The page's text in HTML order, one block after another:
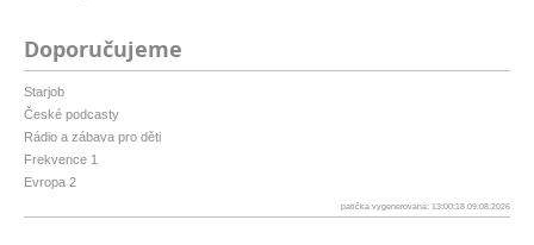
Doporučujeme
Starjob
České podcasty
Rádio a zábava pro děti
Frekvence 1
Evropa 2
patička vygenerovaná: 13:00:18 09.08.2026